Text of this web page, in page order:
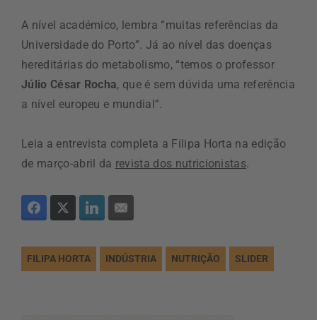
A nível académico, lembra “muitas referências da
Universidade do Porto”. Já ao nível das doenças
hereditárias do metabolismo, “temos o professor
Júlio César Rocha, que é sem dúvida uma referência
a nível europeu e mundial”.
Leia a entrevista completa a Filipa Horta na edição
de março-abril da revista dos nutricionistas.
FILIPA HORTA INDÚSTRIA NUTRIÇÃO SLIDER